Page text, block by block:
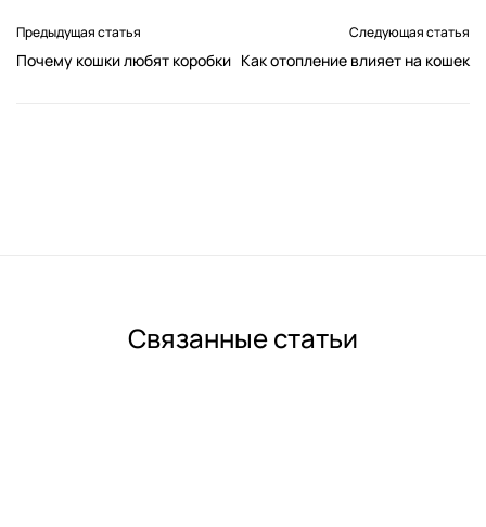
Предыдущая статья
Почему кошки любят коробки
Следующая статья
Как отопление влияет на кошек
Связанные статьи